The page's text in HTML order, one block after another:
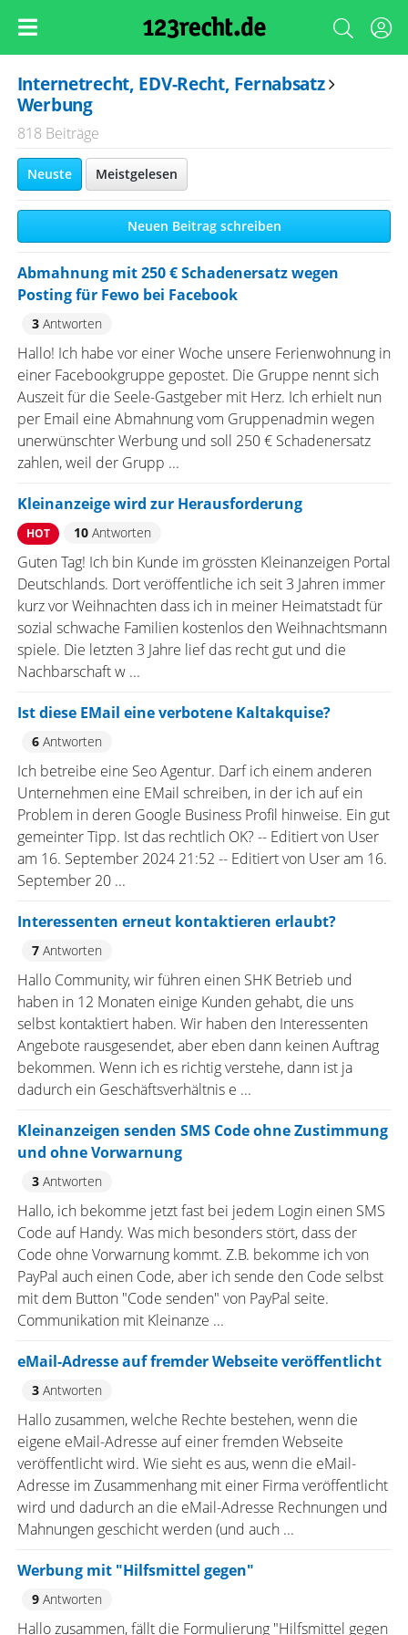
Internetrecht, EDV-Recht, Fernabsatz
Werbung
818 Beiträge
Neuste Meistgelesen
Neuen Beitrag schreiben
Abmahnung mit 250 € Schadenersatz wegen
Posting für Fewo bei Facebook
3Antworten
Hallo! Ich habe vor einer Woche unsere Ferienwohnung in
einer Facebookgruppe gepostet. Die Gruppe nennt sich
Auszeit für die Seele-Gastgeber mit Herz. Ich erhielt nun
per Email eine Abmahnung vom Gruppenadmin wegen
unerwünschter Werbung und soll 250 € Schadenersatz
zahlen, weil der Grupp ...
Kleinanzeige wird zur Herausforderung
HOT 10Antworten
Guten Tag! Ich bin Kunde im grössten Kleinanzeigen Portal
Deutschlands. Dort veröffentliche ich seit 3 Jahren immer
kurz vor Weihnachten dass ich in meiner Heimatstadt für
sozial schwache Familien kostenlos den Weihnachtsmann
spiele. Die letzten 3 Jahre lief das recht gut und die
Nachbarschaft w ...
Ist diese EMail eine verbotene Kaltakquise?
6Antworten
Ich betreibe eine Seo Agentur. Darf ich einem anderen
Unternehmen eine EMail schreiben, in der ich auf ein
Problem in deren Google Business Profil hinweise. Ein gut
gemeinter Tipp. Ist das rechtlich OK? -- Editiert von User
am 16. September 2024 21:52 -- Editiert von User am 16.
September 20 ...
Interessenten erneut kontaktieren erlaubt?
7Antworten
Hallo Community, wir führen einen SHK Betrieb und
haben in 12 Monaten einige Kunden gehabt, die uns
selbst kontaktiert haben. Wir haben den Interessenten
Angebote rausgesendet, aber eben dann keinen Auftrag
bekommen. Wenn ich es richtig verstehe, dann ist ja
dadurch ein Geschäftsverhältnis e ...
Kleinanzeigen senden SMS Code ohne Zustimmung
und ohne Vorwarnung
3Antworten
Hallo, ich bekomme jetzt fast bei jedem Login einen SMS
Code auf Handy. Was mich besonders stört, dass der
Code ohne Vorwarnung kommt. Z.B. bekomme ich von
PayPal auch einen Code, aber ich sende den Code selbst
mit dem Button "Code senden" von PayPal seite.
Communikation mit Kleinanze ...
eMail-Adresse auf fremder Webseite veröffentlicht
3Antworten
Hallo zusammen, welche Rechte bestehen, wenn die
eigene eMail-Adresse auf einer fremden Webseite
veröffentlicht wird. Wie sieht es aus, wenn die eMail-
Adresse im Zusammenhang mit einer Firma veröffentlicht
wird und dadurch an die eMail-Adresse Rechnungen und
Mahnungen geschicht werden (und auch ...
Werbung mit "Hilfsmittel gegen"
9Antworten
Hallo zusammen, fällt die Formulierung "Hilfsmittel gegen